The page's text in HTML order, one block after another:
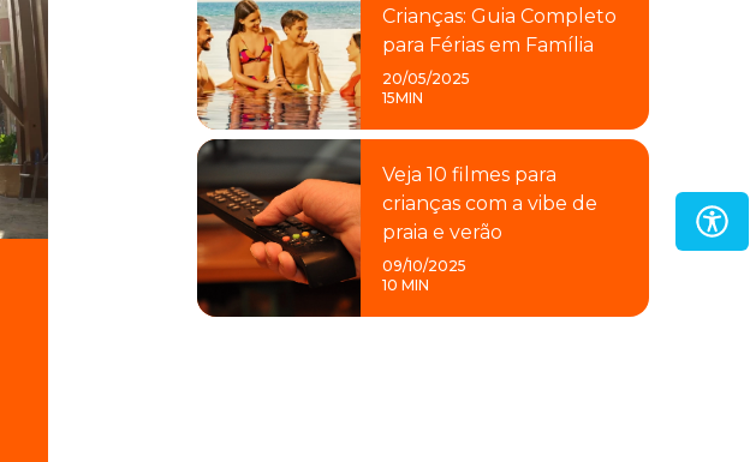
Crianças: Guia Completo
para Férias em Família
20/05/2025
15MIN
Veja 10 filmes para
crianças com a vibe de
praia e verão
09/10/2025
10 MIN